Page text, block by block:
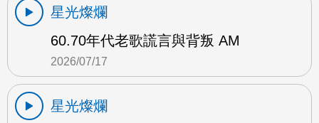
星光燦爛
60.70年代老歌謊言與背叛 AM
2026/07/17
星光燦爛